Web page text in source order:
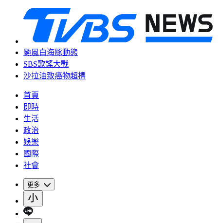
颱風白海豚動態
SBS歌謠大戰
沙拉油致癌物超標
首頁
即時
生活
政治
娛樂
國際
社會
更多